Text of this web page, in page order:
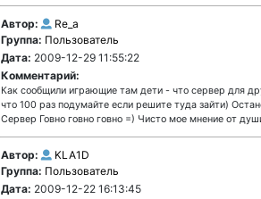
Автор:
Re_a
Группа: Пользователь
Дата: 2009-12-29 11:55:22
Комментарий:
Как сообщили играющие там дети - что сервер для
что 100 раз подумайте если решите туда зайти)
Сервер Говно говно говно =) Чисто мое мнение от
Автор:
KLA1D
Группа: Пользователь
Дата: 2009-12-22 16:13:45